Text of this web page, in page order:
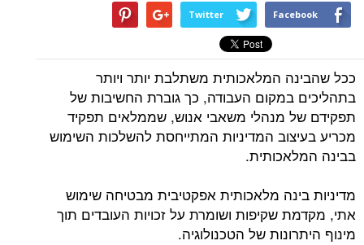
Facebook
Twitter
ככל שהבינה המלאכותית משתלבת יותר ויותר
בתהליכים במקום העבודה, כך גוברת החשיבות של
תפקידם של מנהלי משאבי אנוש, שממלאים תפקיד
מכריע בעיצוב המדיניות המתייחסת להשלכות השימוש
בבינה המלאכותית.
מדיניות בינה מלאכותית אפקטיבית מבטיחה שימוש
אתי, מקדמת שקיפות ושומרת על זכויות העובדים תוך
מינוף היתרונות של הטכנולוגיה.